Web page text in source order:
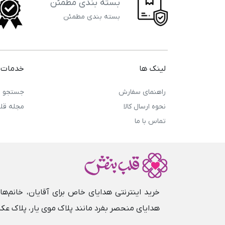
بسته بندی مطمئن
بسته بندی مطمئن
لینک ها
راهنمای سفارش
نحوه ارسال کالا
تماس با ما
جستجو
مجله
خرید اینترنتی هدایای خاص برای آقایان،
هدایای منحصر‌ بفرد مانند پلاک موی یار، پلاک